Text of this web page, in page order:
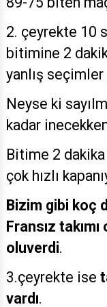
2. çeyrekte 10
bitimine 2
yanlış seçimler
Neyse ki
kadar
Bitime 2
çok hızlı
Bizim gibi koç
Fransız
oluverdi.
3.çeyrekte ise
vardı.